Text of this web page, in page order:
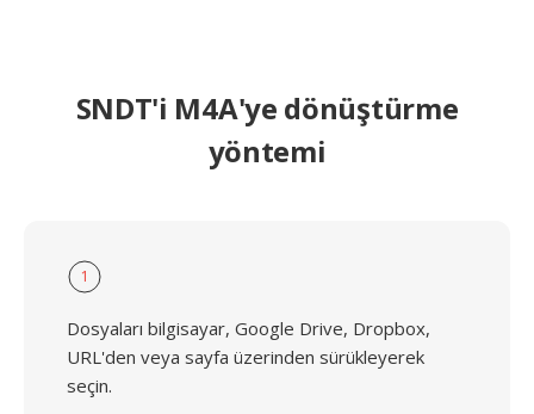
SNDT'i M4A'ye dönüştürme
yöntemi
1
Dosyaları bilgisayar, Google Drive, Dropbox,
URL'den veya sayfa üzerinden sürükleyerek
seçin.